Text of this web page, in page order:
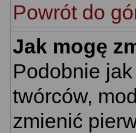
Powrót do
Jak mogę
Podobnie
twórców,
zmienić